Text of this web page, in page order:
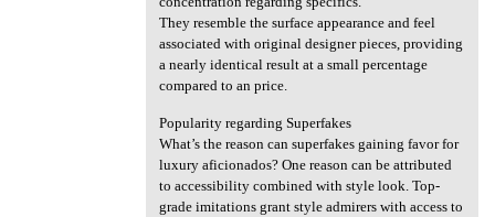
They resemble the surface appearance and feel
associated with original designer pieces, providing
a nearly identical result at a small percentage
compared to an price.
Popularity regarding Superfakes
What’s the reason can superfakes gaining favor for
luxury aficionados? One reason can be attributed
to accessibility combined with style look. Top-
grade imitations grant style admirers with access to